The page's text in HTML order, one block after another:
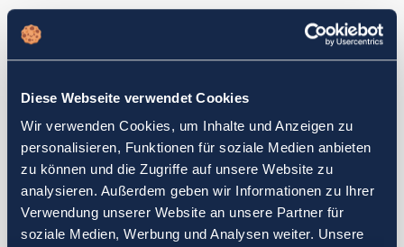
Diese Webseite verwendet Cookies
Wir verwenden Cookies, um Inhalte und Anzeigen zu
personalisieren, Funktionen für soziale Medien anbieten
zu können und die Zugriffe auf unsere Website zu
analysieren. Außerdem geben wir Informationen zu Ihrer
Verwendung unserer Website an unsere Partner für
soziale Medien, Werbung und Analysen weiter. Unsere